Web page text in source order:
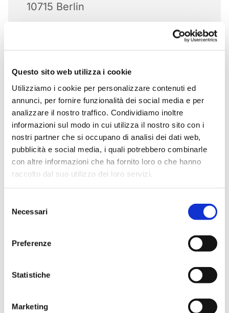
Questo sito web utilizza i cookie
Utilizziamo i cookie per personalizzare contenuti ed
annunci, per fornire funzionalità dei social media e per
analizzare il nostro traffico. Condividiamo inoltre
informazioni sul modo in cui utilizza il nostro sito con i
nostri partner che si occupano di analisi dei dati web,
pubblicità e social media, i quali potrebbero combinarle
con altre informazioni che ha fornito loro o che hanno
raccolto dal suo utilizzo dei loro servizi.
delNecessari
Preferenze
Statistiche
Marketing
10715 Berlin